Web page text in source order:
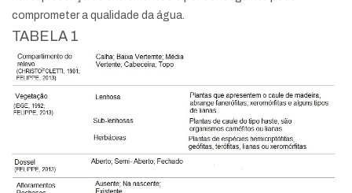
comprometer a qualidade da água.
TABELA 1